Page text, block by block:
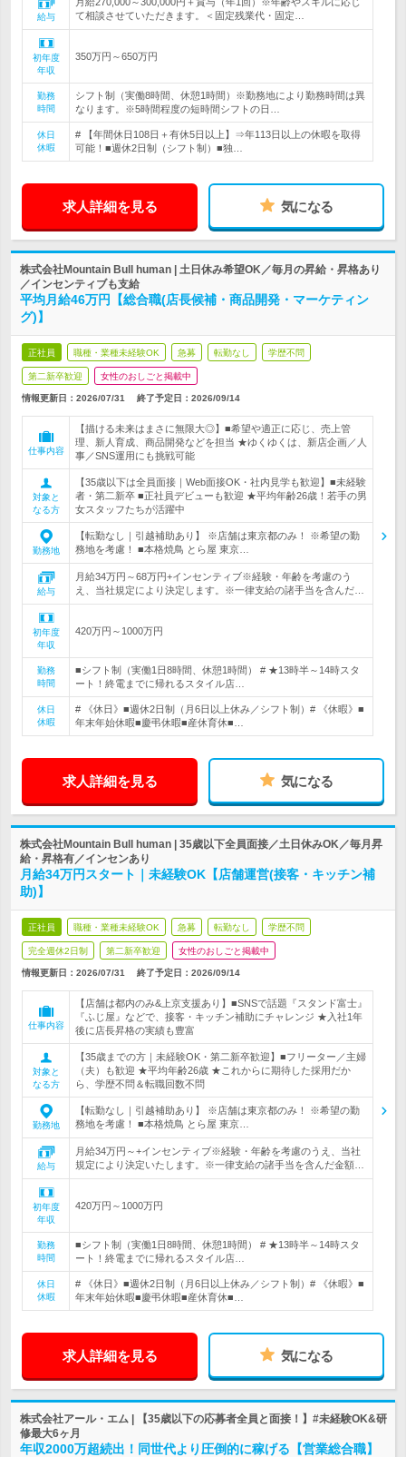
給与
て相談させていただきます。＜固定残業代・固定…
初年度
年収
350万円～650万円
勤務
時間
シフト制（実働8時間、休憩1時間）※勤務地により勤務時間は異
なります。※5時間程度の短時間シフトの日…
休日
休暇
# 【年間休日108日＋有休5日以上】⇒年113日以上の休暇を取得
可能！■週休2日制（シフト制）■独…
求人詳細を見る 気になる
株式会社Mountain Bull human | 土日休み希望OK／毎月の昇給・昇格あり
／インセンティブも支給
平均月給46万円【総合職(店長候補・商品開発・マーケティン
グ)】
正社員 職種・業種未経験OK 急募 転勤なし 学歴不問
第二新卒歓迎 女性のおしごと掲載中
情報更新日：2026/07/31 終了予定日： 2026/09/14
仕事内容
【描ける未来はまさに無限大◎】■希望や適正に応じ、売上管
理、新人育成、商品開発などを担当 ★ゆくゆくは、新店企画／人
事／SNS運用にも挑戦可能
対象と
なる方
【35歳以下は全員面接｜Web面接OK・社内見学も歓迎】■未経験
者・第二新卒 ■正社員デビューも歓迎 ★平均年齢26歳！若手の男
女スタッフたちが活躍中
勤務地
【転勤なし｜引越補助あり】 ※店舗は東京都のみ！ ※希望の勤
務地を考慮！ ■本格焼鳥 とら屋 東京…
給与
月給34万円～68万円+インセンティブ※経験・年齢を考慮のう
え、当社規定により決定します。※一律支給の諸手当を含んだ…
初年度
年収
420万円～1000万円
勤務
時間
■シフト制（実働1日8時間、休憩1時間） # ★13時半～14時スタ
ート！終電までに帰れるスタイル店…
休日
休暇
# 《休日》■週休2日制（月6日以上休み／シフト制）# 《休暇》■
年末年始休暇■慶弔休暇■産休育休■…
求人詳細を見る 気になる
株式会社Mountain Bull human | 35歳以下全員面接／土日休みOK／毎月昇
給・昇格有／インセンあり
月給34万円スタート｜未経験OK【店舗運営(接客・キッチン補
助)】
正社員 職種・業種未経験OK 急募 転勤なし 学歴不問
完全週休2日制 第二新卒歓迎 女性のおしごと掲載中
情報更新日：2026/07/31 終了予定日： 2026/09/14
仕事内容
【店舗は都内のみ&上京支援あり】■SNSで話題『スタンド富士』
『ふじ屋』などで、接客・キッチン補助にチャレンジ ★入社1年
後に店長昇格の実績も豊富
対象と
なる方
【35歳までの方｜未経験OK・第二新卒歓迎】■フリーター／主婦
（夫）も歓迎 ★平均年齢26歳 ★これからに期待した採用だか
ら、学歴不問＆転職回数不問
勤務地
【転勤なし｜引越補助あり】 ※店舗は東京都のみ！ ※希望の勤
務地を考慮！ ■本格焼鳥 とら屋 東京…
給与
月給34万円～+インセンティブ※経験・年齢を考慮のうえ、当社
規定により決定いたします。※一律支給の諸手当を含んだ金額…
初年度
年収
420万円～1000万円
勤務
時間
■シフト制（実働1日8時間、休憩1時間） # ★13時半～14時スタ
ート！終電までに帰れるスタイル店…
休日
休暇
# 《休日》■週休2日制（月6日以上休み／シフト制）# 《休暇》■
年末年始休暇■慶弔休暇■産休育休■…
求人詳細を見る 気になる
株式会社アール・エム | 【35歳以下の応募者全員と面接！】#未経験OK&研
修最大6ヶ月
年収2000万超続出！同世代より圧倒的に稼げる【営業総合職】